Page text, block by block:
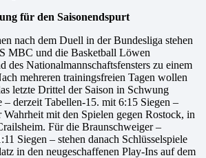
für den Saisonendspurt
nach dem Duell in der Bundesliga stehen
MBC und die Basketball Löwen
des Nationalmannschaftsfensters zu einem
mehreren trainingsfreien Tagen wollen
letzte Drittel der Saison in Schwung
derzeit Tabellen-15. mit 6:15 Siegen –
mit den Spielen gegen Rostock, in
Für die Braunschweiger –
Siegen – stehen danach Schlüsselspiele
in den neugeschaffenen Play-Ins auf dem